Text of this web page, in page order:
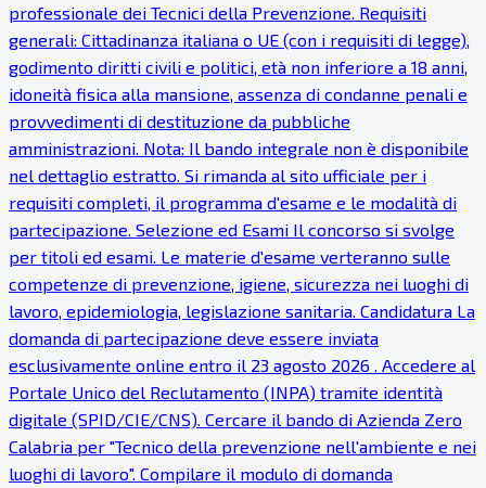
professionale dei Tecnici della Prevenzione. Requisiti
generali: Cittadinanza italiana o UE (con i requisiti di legge),
godimento diritti civili e politici, età non inferiore a 18 anni,
idoneità fisica alla mansione, assenza di condanne penali e
provvedimenti di destituzione da pubbliche
amministrazioni. Nota: Il bando integrale non è disponibile
nel dettaglio estratto. Si rimanda al sito ufficiale per i
requisiti completi, il programma d'esame e le modalità di
partecipazione. Selezione ed Esami Il concorso si svolge
per titoli ed esami. Le materie d'esame verteranno sulle
competenze di prevenzione, igiene, sicurezza nei luoghi di
lavoro, epidemiologia, legislazione sanitaria. Candidatura La
domanda di partecipazione deve essere inviata
esclusivamente online entro il 23 agosto 2026 . Accedere al
Portale Unico del Reclutamento (INPA) tramite identità
digitale (SPID/CIE/CNS). Cercare il bando di Azienda Zero
Calabria per "Tecnico della prevenzione nell'ambiente e nei
luoghi di lavoro". Compilare il modulo di domanda